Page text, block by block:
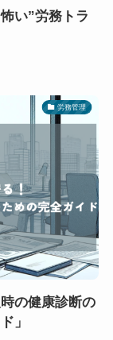
い”労務トラ
労務管理
の健康診断の
」